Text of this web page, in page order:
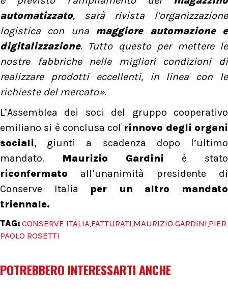
automatizzato, sarà rivista l’organizzazione
logistica con una maggiore automazione e
digitalizzazione. Tutto questo per mettere le
nostre fabbriche nelle migliori condizioni di
realizzare prodotti eccellenti, in linea con le
richieste del mercato».
L’Assemblea dei soci del gruppo cooperativo
emiliano si è conclusa col rinnovo degli organi
sociali, giunti a scadenza dopo l’ultimo
mandato. Maurizio Gardini è stato
riconfermato all’unanimità presidente di
Conserve Italia per un altro mandato
triennale.
TAG: CONSERVE ITALIA,FATTURATI,MAURIZIO GARDINI,PIER
PAOLO ROSETTI
POTREBBERO INTERESSARTI ANCHE